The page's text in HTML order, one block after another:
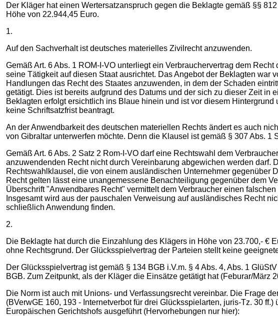
Der Kläger hat einen Wertersatzanspruch gegen die Beklagte gemäß §§
Höhe von 22.944,45 Euro.
1.
Auf den Sachverhalt ist deutsches materielles Zivilrecht anzuwenden.
Gemäß Art. 6 Abs. 1 ROM-I-VO unterliegt ein Verbrauchervertrag dem
seine Tätigkeit auf diesen Staat ausrichtet. Das Angebot der Beklagten war
Handlungen das Recht des Staates anzuwenden, in dem der Schaden
getätigt. Dies ist bereits aufgrund des Datums und der sich zu dieser Zeit
Beklagten erfolgt ersichtlich ins Blaue hinein und ist vor diesem
keine Schriftsatzfrist beantragt.
An der Anwendbarkeit des deutschen materiellen Rechts ändert es auch
von Gibraltar unterwerfen möchte. Denn die Klausel ist gemäß § 307 Abs. 1
Gemäß Art. 6 Abs. 2 Satz 2 Rom-I-VO darf eine Rechtswahl dem
anzuwendenden Recht nicht durch Vereinbarung abgewichen werden
Rechtswahlklausel, die von einem ausländischen Unternehmer
Recht gelten lässt eine unangemessene Benachteiligung gegenüber dem
Überschrift "Anwendbares Recht" vermittelt dem Verbraucher einen
Insgesamt wird aus der pauschalen Verweisung auf ausländisches Recht
schließlich Anwendung finden.
2.
Die Beklagte hat durch die Einzahlung des Klägers in Höhe von 23.700,- €
ohne Rechtsgrund. Der Glücksspielvertrag der Parteien stellt keine
Der Glücksspielvertrag ist gemäß § 134 BGB i.V.m. § 4 Abs. 4, Abs. 1
BGB. Zum Zeitpunkt, als der Kläger die Einsätze getätigt hat (Feburar/März
Die Norm ist auch mit Unions- und Verfassungsrecht vereinbar. Die Frage
(BVerwGE 160, 193 - Internetverbot für drei Glücksspielarten, juris-Tz. 30
Europäischen Gerichtshofs ausgeführt (Hervorhebungen nur hier):